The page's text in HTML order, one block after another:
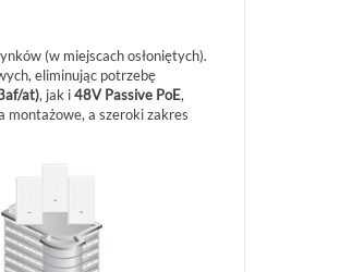
GŁÓWNA
OD 8 DO 32
(w miejscach osłoniętych).
eliminując potrzebę
at), jak i48V Passive PoE,
montażowe, a szeroki zakres